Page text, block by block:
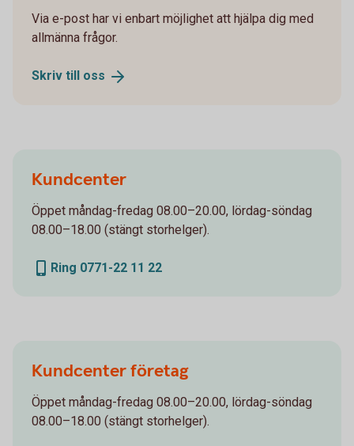
Via e-post har vi enbart möjlighet att hjälpa dig med
allmänna frågor.
Skriv till oss
Kundcenter
Öppet måndag-fredag 08.00–20.00, lördag-söndag
08.00–18.00 (stängt storhelger).
Ring 0771-22 11 22
Kundcenter företag
Öppet måndag-fredag 08.00–20.00, lördag-söndag
08.00–18.00 (stängt storhelger).